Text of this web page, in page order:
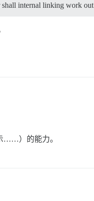
internal linking work
……）的能力。